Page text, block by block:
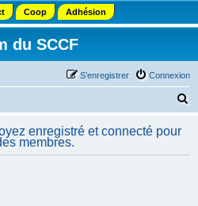
Coop Adhésion
du SCCF
Connexion
S’enregistrer
h
enregistré et connecté pour
membres.